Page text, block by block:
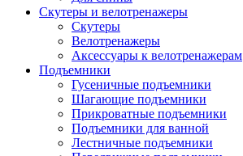
Скутеры и велотренажеры
Скутеры
Велотренажеры
Аксессуары к велотренажерам
Подъемники
Гусеничные подъемники
Шагающие подъемники
Прикроватные подъемники
Подъемники для ванной
Лестничные подъемники